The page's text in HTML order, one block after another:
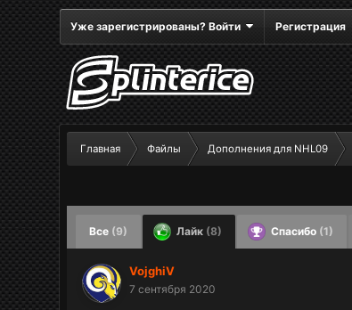
Уже зарегистрированы? Войти Регистрация
Главная Файлы Дополнения для NHL09
Все (9) Лайк (8) Спасибо (1)
VojghiV
7 сентября 2020